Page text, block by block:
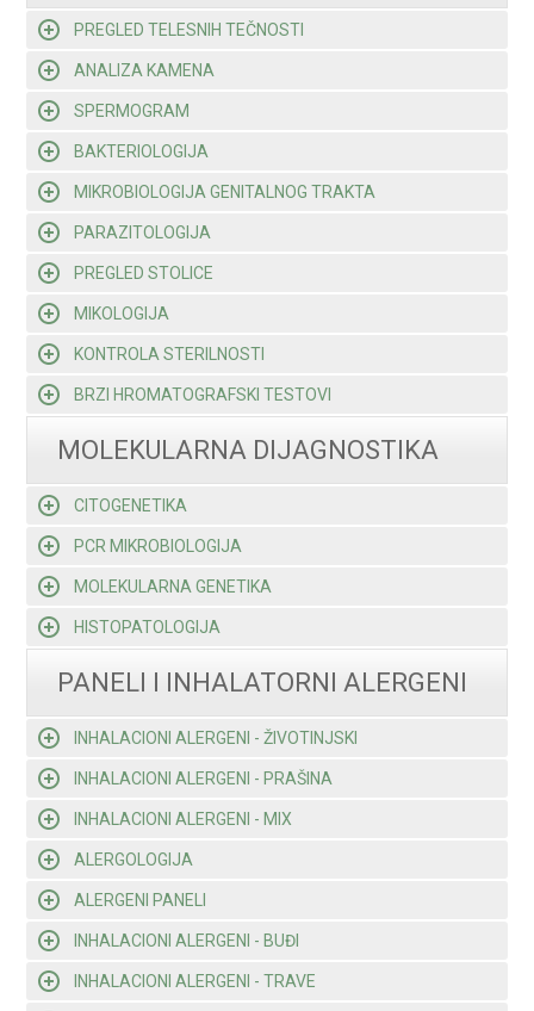
PREGLED TELESNIH TEČNOSTI
ANALIZA KAMENA
SPERMOGRAM
BAKTERIOLOGIJA
MIKROBIOLOGIJA GENITALNOG TRAKTA
PARAZITOLOGIJA
PREGLED STOLICE
MIKOLOGIJA
KONTROLA STERILNOSTI
BRZI HROMATOGRAFSKI TESTOVI
MOLEKULARNA DIJAGNOSTIKA
CITOGENETIKA
PCR MIKROBIOLOGIJA
MOLEKULARNA GENETIKA
HISTOPATOLOGIJA
PANELI I INHALATORNI ALERGENI
INHALACIONI ALERGENI - ŽIVOTINJSKI
INHALACIONI ALERGENI - PRAŠINA
INHALACIONI ALERGENI - MIX
ALERGOLOGIJA
ALERGENI PANELI
INHALACIONI ALERGENI - BUĐI
INHALACIONI ALERGENI - TRAVE